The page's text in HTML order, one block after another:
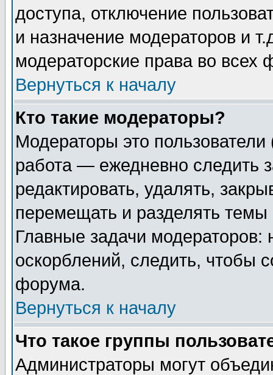
доступа, отключение
и назначение модераторов и
модераторские права во всех
Вернуться к началу
Кто такие модераторы?
Модераторы это
работа — ежедневно следить
редактировать, удалять,
перемещать и разделять
Главные задачи
оскорблений, следить, чтобы
форума.
Вернуться к началу
Что такое группы
Администраторы могут